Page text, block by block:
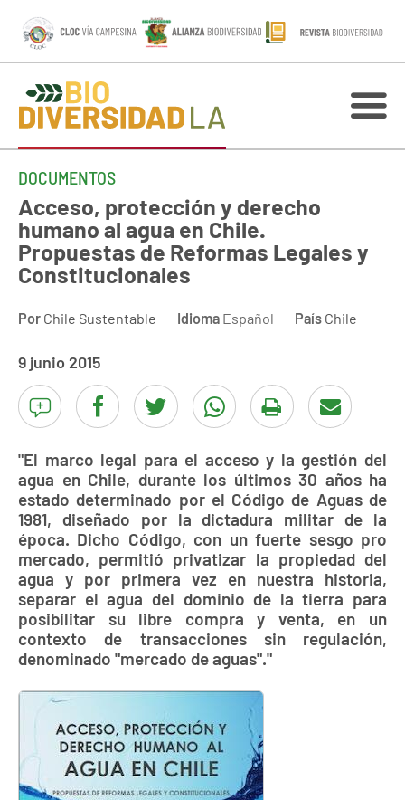
DOCUMENTOS
Acceso, protección y derecho
humano al agua en Chile.
Propuestas de Reformas Legales y
Constitucionales
Por Chile Sustentable Idioma Español País Chile
9 junio 2015
"El marco legal para el acceso y la gestión del
agua en Chile, durante los últimos 30 años ha
estado determinado por el Código de Aguas de
1981, diseñado por la dictadura militar de la
época. Dicho Código, con un fuerte sesgo pro
mercado, permitió privatizar la propiedad del
agua y por primera vez en nuestra historia,
separar el agua del dominio de la tierra para
posibilitar su libre compra y venta, en un
contexto de transacciones sin regulación,
denominado "mercado de aguas"."